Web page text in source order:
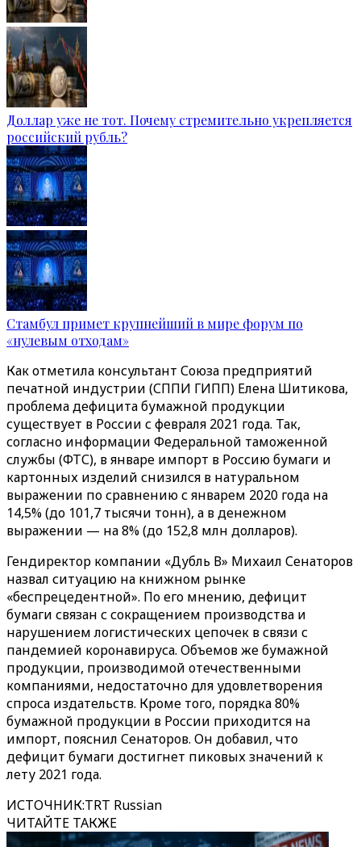
Доллар уже не тот. Почему стремительно укрепляется
российский рубль?
Стамбул примет крупнейший в мире форум по
«нулевым отходам»
Как отметила консультант Союза предприятий
печатной индустрии (СППИ ГИПП) Елена Шитикова,
проблема дефицита бумажной продукции
существует в России с февраля 2021 года. Так,
согласно информации Федеральной таможенной
службы (ФТС), в январе импорт в Россию бумаги и
картонных изделий снизился в натуральном
выражении по сравнению с январем 2020 года на
14,5% (до 101,7 тысячи тонн), а в денежном
выражении — на 8% (до 152,8 млн долларов).
Гендиректор компании «Дубль В» Михаил Сенаторов
назвал ситуацию на книжном рынке
«беспрецедентной». По его мнению, дефицит
бумаги связан с сокращением производства и
нарушением логистических цепочек в связи с
пандемией коронавируса. Объемов же бумажной
продукции, производимой отечественными
компаниями, недостаточно для удовлетворения
спроса издательств. Кроме того, порядка 80%
бумажной продукции в России приходится на
импорт, пояснил Сенаторов. Он добавил, что
дефицит бумаги достигнет пиковых значений к
лету 2021 года.
ИСТОЧНИК:TRT Russian
ЧИТАЙТЕ ТАКЖЕ